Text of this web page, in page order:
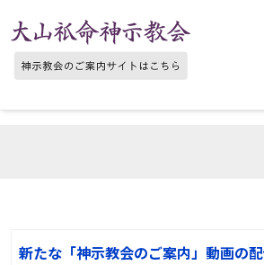
新たな「神示教会のご案内」動画の